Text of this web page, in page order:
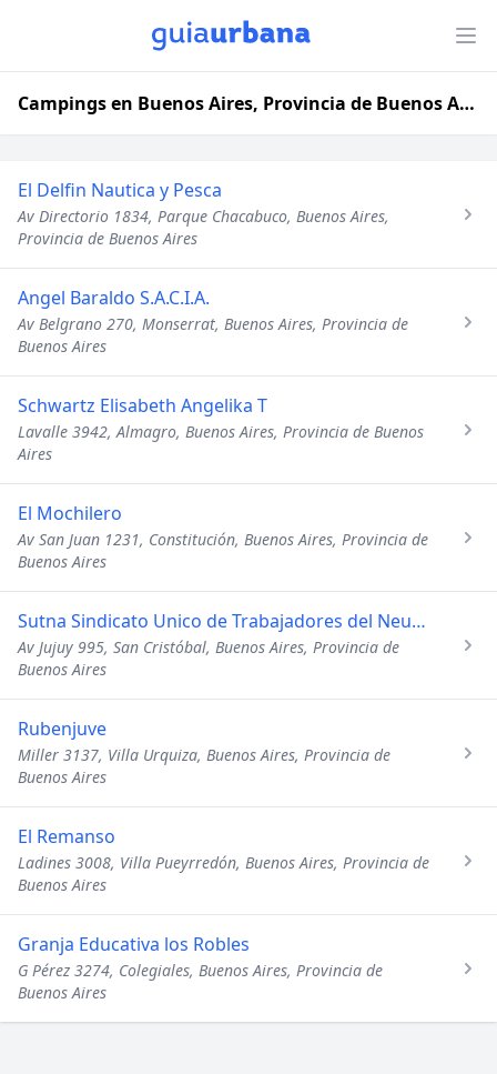
Campings en Buenos Aires, Provincia de Buenos Aires
El Delfin Nautica y Pesca
Av Directorio 1834, Parque Chacabuco, Buenos Aires,
Provincia de Buenos Aires
Angel Baraldo S.A.C.I.A.
Av Belgrano 270, Monserrat, Buenos Aires, Provincia de
Buenos Aires
Schwartz Elisabeth Angelika T
Lavalle 3942, Almagro, Buenos Aires, Provincia de Buenos
Aires
El Mochilero
Av San Juan 1231, Constitución, Buenos Aires, Provincia de
Buenos Aires
Sutna Sindicato Unico de Trabajadores del Neumatico Argentin
Av Jujuy 995, San Cristóbal, Buenos Aires, Provincia de
Buenos Aires
Rubenjuve
Miller 3137, Villa Urquiza, Buenos Aires, Provincia de
Buenos Aires
El Remanso
Ladines 3008, Villa Pueyrredón, Buenos Aires, Provincia de
Buenos Aires
Granja Educativa los Robles
G Pérez 3274, Colegiales, Buenos Aires, Provincia de
Buenos Aires